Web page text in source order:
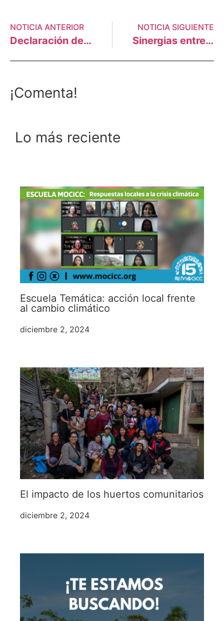
NOTICIA ANTERIOR
Declaración de organizaciones Latinoamericanas y Caribeñas frente a la crisis climática- 2023
NOTICIA SIGUIENTE
Sinergias entre Lima y Ayacucho: recuento del I Intercambio de Experiencias en Agroecología y Transición Ecológica
¡Comenta!
Lo más reciente
Escuela Temática: acción local frente
al cambio climático
diciembre 2, 2024
El impacto de los huertos comunitarios
diciembre 2, 2024